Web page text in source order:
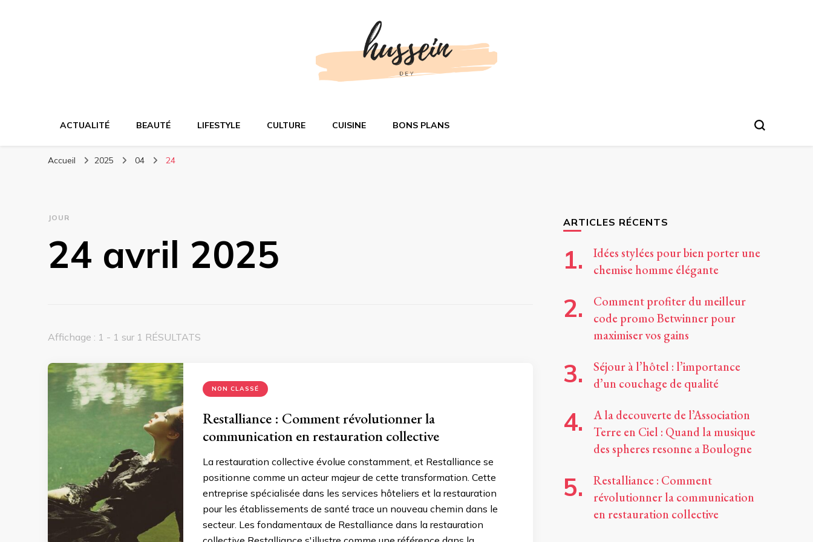
Votre actualité en ligne
ACTUALITÉ BEAUTÉ LIFESTYLE CULTURE CUISINE BONS PLANS
Accueil 2025 04 24
JOUR
24 avril 2025
Affichage : 1 - 1 sur 1 RÉSULTATS
NON CLASSÉ
Restalliance : Comment révolutionner la
communication en restauration collective
La restauration collective évolue constamment, et Restalliance se
positionne comme un acteur majeur de cette transformation. Cette
entreprise spécialisée dans les services hôteliers et la restauration
pour les établissements de santé trace un nouveau chemin dans le
secteur. Les fondamentaux de Restalliance dans la restauration
ARTICLES RÉCENTS
Idées stylées pour bien porter une
chemise homme élégante
Comment profiter du meilleur
code promo Betwinner pour
maximiser vos gains
Séjour à l’hôtel : l’importance
d’un couchage de qualité
A la decouverte de l’Association
Terre en Ciel : Quand la musique
des spheres resonne a Boulogne
Restalliance : Comment
révolutionner la communication
en restauration collective